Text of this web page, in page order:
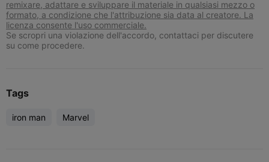
remixare, adattare e sviluppare il materiale in qualsiasi mezzo o
formato, a condizione che l'attribuzione sia data al creatore. La
licenza consente l'uso commerciale.
Se scropri una violazione dell'accordo, contattaci per discutere
su come procedere.
Tags
iron man Marvel